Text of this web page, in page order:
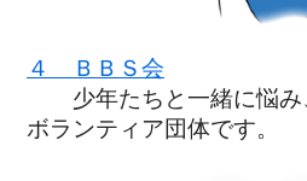
４ ＢＢＳ会
少年たちと一緒に悩み
ボランティア団体です。